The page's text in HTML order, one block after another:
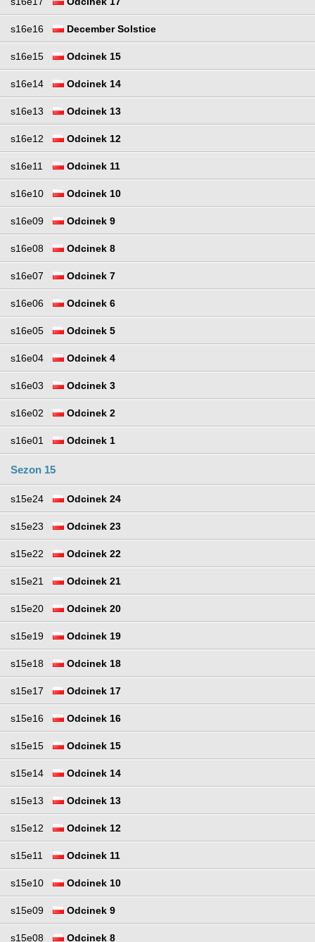
s16e16 December Solstice
s16e15 Odcinek 15
s16e14 Odcinek 14
s16e13 Odcinek 13
s16e12 Odcinek 12
s16e11 Odcinek 11
s16e10 Odcinek 10
s16e09 Odcinek 9
s16e08 Odcinek 8
s16e07 Odcinek 7
s16e06 Odcinek 6
s16e05 Odcinek 5
s16e04 Odcinek 4
s16e03 Odcinek 3
s16e02 Odcinek 2
s16e01 Odcinek 1
Sezon 15
s15e24 Odcinek 24
s15e23 Odcinek 23
s15e22 Odcinek 22
s15e21 Odcinek 21
s15e20 Odcinek 20
s15e19 Odcinek 19
s15e18 Odcinek 18
s15e17 Odcinek 17
s15e16 Odcinek 16
s15e15 Odcinek 15
s15e14 Odcinek 14
s15e13 Odcinek 13
s15e12 Odcinek 12
s15e11 Odcinek 11
s15e10 Odcinek 10
s15e09 Odcinek 9
s15e08 Odcinek 8